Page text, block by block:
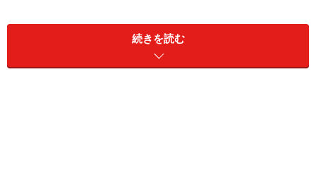
ポールに丸顔が定番の扇風機ですが、選ぶポイントはいろい
続きを読む